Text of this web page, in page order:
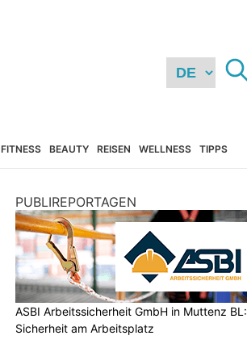
FITNESS BEAUTY REISEN WELLNESS TIPPS
PUBLIREPORTAGEN
ASBI Arbeitssicherheit GmbH in Muttenz BL:
Sicherheit am Arbeitsplatz